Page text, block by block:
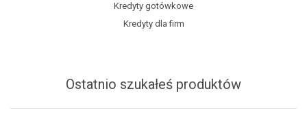
Kredyty gotówkowe
Kredyty dla firm
Ostatnio szukałeś produktów